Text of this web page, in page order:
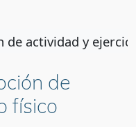
de actividad y
de
físico